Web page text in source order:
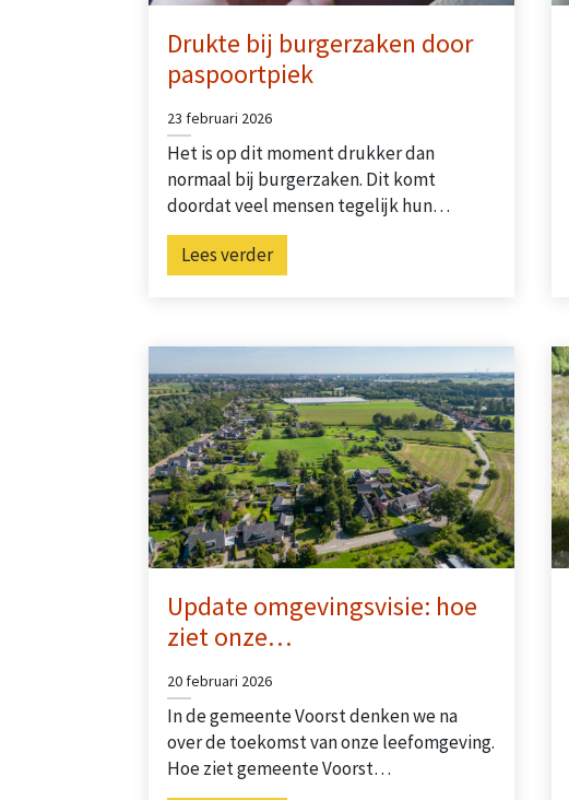
Drukte bij burgerzaken door
paspoortpiek
23 februari 2026
Het is op dit moment drukker dan
normaal bij burgerzaken. Dit komt
doordat veel mensen tegelijk hun…
Lees verder
Update omgevingsvisie: hoe
ziet onze…
20 februari 2026
In de gemeente Voorst denken we na
over de toekomst van onze leefomgeving.
Hoe ziet gemeente Voorst…